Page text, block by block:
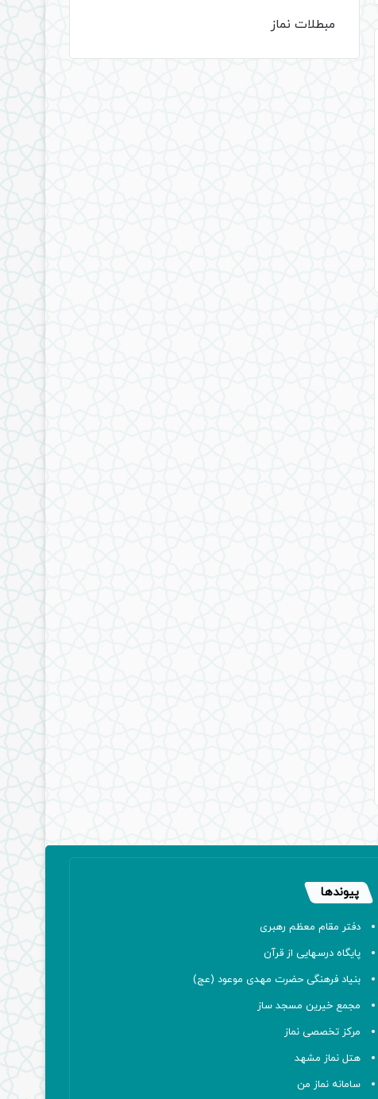
مبطلات نماز
پیوندها
دفتر مقام معظم رهبری
پایگاه درسهایی از قرآن
بنیاد فرهنگی حضرت مهدی موعود (عج)
مجمع خیرین مسجد ساز
مرکز تخصصی نماز
هتل نماز مشهد
سامانه نماز من